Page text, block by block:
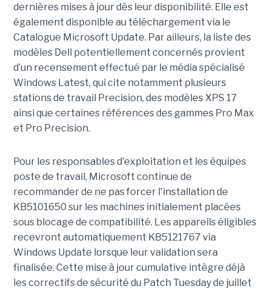
dernières mises à jour dès leur disponibilité. Elle est
également disponible au téléchargement via le
Catalogue Microsoft Update. Par ailleurs, la liste des
modèles Dell potentiellement concernés provient
d’un recensement effectué par le média spécialisé
Windows Latest, qui cite notamment plusieurs
stations de travail Precision, des modèles XPS 17
ainsi que certaines références des gammes Pro Max
et Pro Precision.
Pour les responsables d'exploitation et les équipes
poste de travail, Microsoft continue de
recommander de ne pas forcer l'installation de
KB5101650 sur les machines initialement placées
sous blocage de compatibilité. Les appareils éligibles
recevront automatiquement KB5121767 via
Windows Update lorsque leur validation sera
finalisée. Cette mise à jour cumulative intègre déjà
les correctifs de sécurité du Patch Tuesday de juillet